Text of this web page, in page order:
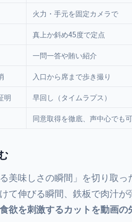
火力・手元を固定カメラで
真上か斜め45度で定点
一問一答や賄い紹介
入口から席まで歩き撮り
明 早回し（タイムラプス）
同意取得を徹底、声中心でも可
美味しさの瞬間」を切り取っ
て伸びる瞬間、鉄板で肉汁が
欲を刺激するカットを動画の